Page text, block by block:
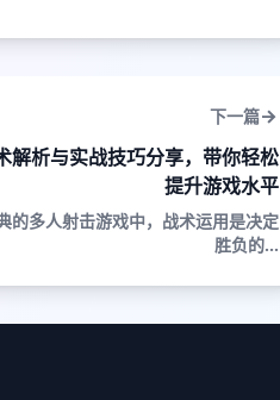
下一篇
解析与实战技巧分享，带你轻松
提升游戏水平
的多人射击游戏中，战术运用是决定
胜负的...